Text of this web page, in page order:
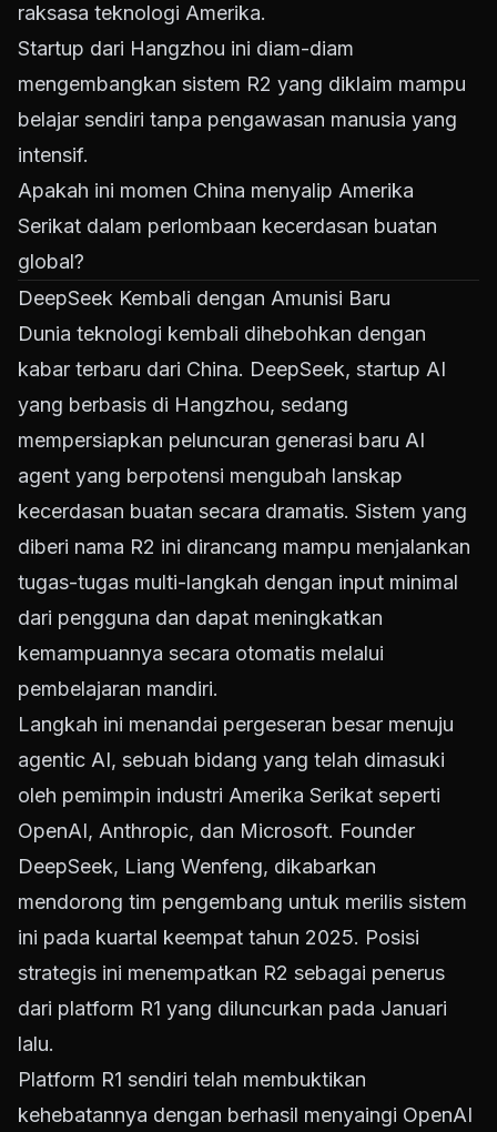
raksasa teknologi Amerika.
Startup dari Hangzhou ini diam-diam
mengembangkan sistem R2 yang diklaim mampu
belajar sendiri tanpa pengawasan manusia yang
intensif.
Apakah ini momen China menyalip Amerika
Serikat dalam perlombaan kecerdasan buatan
global?
DeepSeek Kembali dengan Amunisi Baru
Dunia teknologi kembali dihebohkan dengan
kabar terbaru dari China. DeepSeek, startup AI
yang berbasis di Hangzhou, sedang
mempersiapkan peluncuran generasi baru AI
agent yang berpotensi mengubah lanskap
kecerdasan buatan secara dramatis. Sistem yang
diberi nama R2 ini dirancang mampu menjalankan
tugas-tugas multi-langkah dengan input minimal
dari pengguna dan dapat meningkatkan
kemampuannya secara otomatis melalui
pembelajaran mandiri.
Langkah ini menandai pergeseran besar menuju
agentic AI, sebuah bidang yang telah dimasuki
oleh pemimpin industri Amerika Serikat seperti
OpenAI, Anthropic, dan Microsoft. Founder
DeepSeek, Liang Wenfeng, dikabarkan
mendorong tim pengembang untuk merilis sistem
ini pada kuartal keempat tahun 2025. Posisi
strategis ini menempatkan R2 sebagai penerus
dari platform R1 yang diluncurkan pada Januari
lalu.
Platform R1 sendiri telah membuktikan
kehebatannya dengan berhasil menyaingi OpenAI